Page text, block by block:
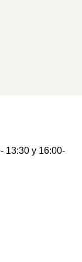
13:30 y 16:00-